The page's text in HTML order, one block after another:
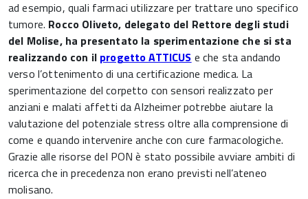
ad esempio, quali farmaci utilizzare per trattare uno specifico
tumore. Rocco Oliveto, delegato del Rettore degli studi
del Molise, ha presentato la sperimentazione che si sta
realizzando con il progetto ATTICUS e che sta andando
verso l’ottenimento di una certificazione medica. La
sperimentazione del corpetto con sensori realizzato per
anziani e malati affetti da Alzheimer potrebbe aiutare la
valutazione del potenziale stress oltre alla comprensione di
come e quando intervenire anche con cure farmacologiche.
Grazie alle risorse del PON è stato possibile avviare ambiti di
ricerca che in precedenza non erano previsti nell’ateneo
molisano.